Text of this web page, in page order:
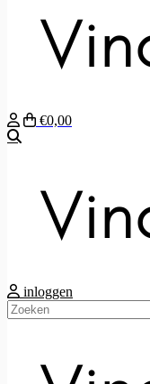
€0,00
inloggen